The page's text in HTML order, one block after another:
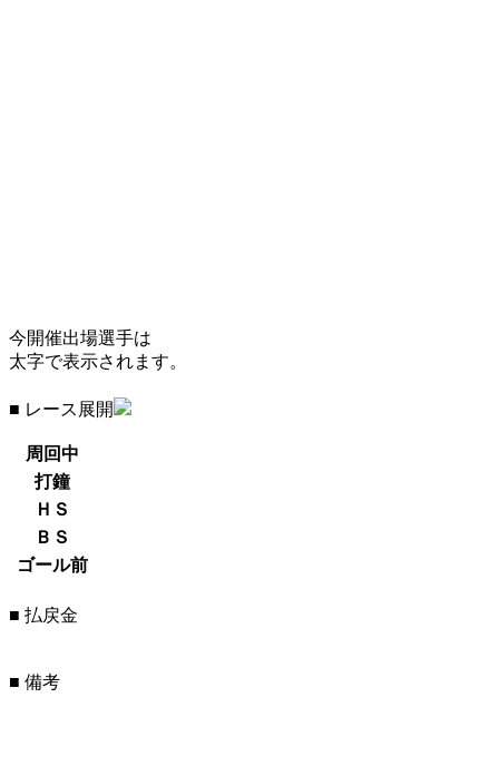
今開催出場選手は
太字で表示されます。
■ レース展開
周回中
打鐘
ＨＳ
ＢＳ
ゴール前
■ 払戻金
■ 備考